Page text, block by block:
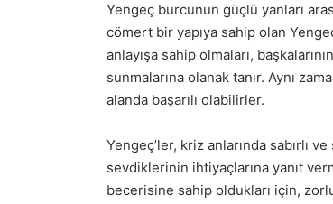
Yengeç burcunun güçlü yanları
cömert bir yapıya sahip olan
anlayışa sahip olmaları,
sunmalarına olanak tanır. Aynı
alanda başarılı olabilirler.
Yengeç’ler, kriz anlarında sabırlı
sevdiklerinin ihtiyaçlarına yanıt
becerisine sahip oldukları için,